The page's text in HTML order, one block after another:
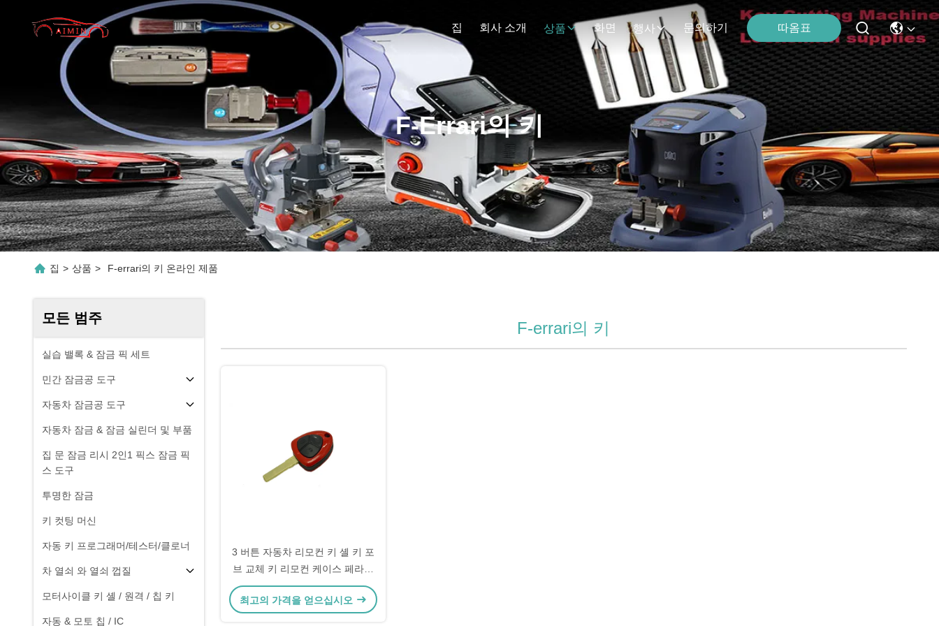
집 회사 소개 상품 화면 행사 문의하기 따옴표
F-Errari의 키
집 > 상품 > F-errari의 키 온라인 제품
모든 범주
실습 밸록 & 잠금 픽 세트
민간 잠금공 도구
자동차 잠금공 도구
자동차 잠금 & 잠금 실린더 및 부품
집 문 잠금 리시 2인1 픽스 잠금 픽
스 도구
투명한 잠금
키 컷팅 머신
자동 키 프로그래머/테스터/클로너
차 열쇠 와 열쇠 껍질
모터사이클 키 셸 / 원격 / 칩 키
자동 & 모토 칩 / IC
F-errari의 키
3 버튼 자동차 리모컨 키 셸 키 포
브 교체 키 리모컨 케이스 페라리
키 셸
최고의 가격을 얻으십시오